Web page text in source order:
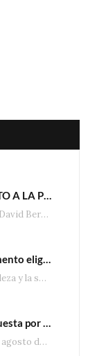
A&E ESTRENA “CULTO A LA PERSONALIDAD”,LA SERIE SOBRE LOS LÍDERES DE SECTA MÁS SINIESTROS DE LA HISTORIA
Desde Jim Jones hasta David Berg, la producción recorre en seis episodios cómo el carisma,…
Las estrellas del momento eligen Valentino
Una semana más, la belleza y la sofisticación de Valentino vuelven a tomar el escenario internacional. Desde…
Dolores Premium apuesta por el salmón para seguir creciendo en categorías estratégicas
Ciudad de México, 6 de agosto de 2026.— Con una producción de 2.17 millones de…